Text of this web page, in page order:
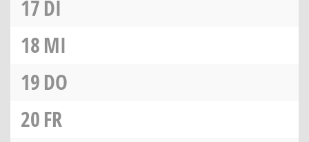
17DI
18MI
19DO
20FR